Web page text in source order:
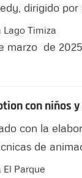
dirigido
Timiza
marzo de 2025
con niños
con la
de
Parque